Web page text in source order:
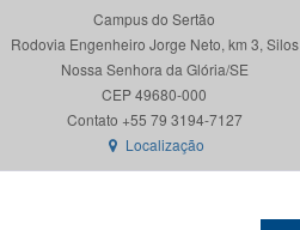
Campus do Sertão
Rodovia Engenheiro Jorge Neto, km 3, Silos
Nossa Senhora da Glória/SE
CEP 49680-000
Contato +55 79 3194-7127
Localização